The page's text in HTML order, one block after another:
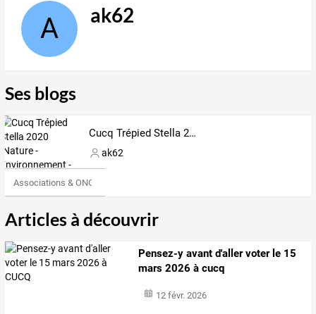
A ak62
Ses blogs
Cucq Trépied Stella 2020 "Nature - Environnement - Cadre de Vie - Patrimoine"
ak62
Associations & ONG
Articles à découvrir
Pensez-y avant d'aller voter le 15
mars 2026 à cucq
12 févr. 2026